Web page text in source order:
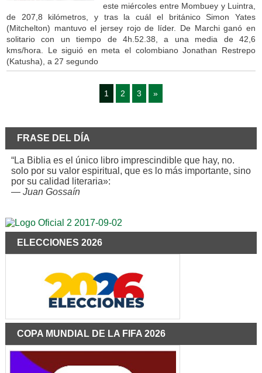
este miércoles entre Mombuey y Luintra,
de 207,8 kilómetros, y tras la cuál el británico Simon Yates
(Mitchelton) mantuvo el jersey rojo de líder. De Marchi ganó en
solitario con un tiempo de 4h.52.38, a una media de 42,6
kms/hora. Le siguió en meta el colombiano Jonathan Restrepo
(Katusha), a 27 segundo
1 2 3 »
FRASE DEL DÍA
“La Biblia es el único libro imprescindible que hay, no.
solo por su valor espiritual, que es lo más importante, sino
por su calidad literaria»:
— Juan Gossaín
ELECCIONES 2026
COPA MUNDIAL DE LA FIFA 2026